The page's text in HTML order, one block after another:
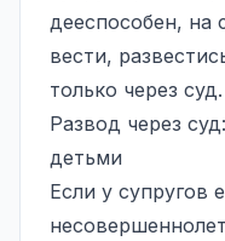
дееспособен, на
вести,
только через суд.
Развод через
детьми
Если у супругов